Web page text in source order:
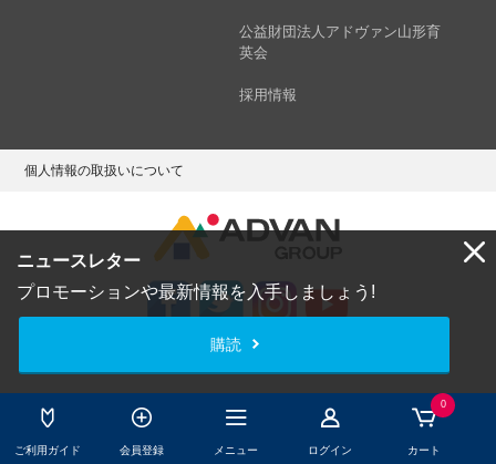
ご利用ガイド 会員登録 メニュー ログイン
0
カート
ニュースレター
プロモーションや最新情報を入手しましょう!
購読
公益財団法人アドヴァン山形育
英会
採用情報
個人情報の取扱いについて